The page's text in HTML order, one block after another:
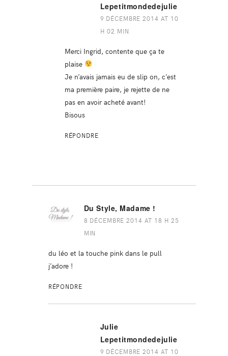
Lepetitmondedejulie
9 DÉCEMBRE 2014 AT 10
H 02 MIN
Merci Ingrid, contente que ça te
plaise
Je n’avais jamais eu de slip on, c’est
ma première paire, je rejette de ne
pas en avoir acheté avant!
Bisous
RÉPONDRE
Du Style, Madame !
8 DÉCEMBRE 2014 AT 18 H 25
MIN
du léo et la touche pink dans le pull
j’adore !
RÉPONDRE
Julie
Lepetitmondedejulie
9 DÉCEMBRE 2014 AT 10